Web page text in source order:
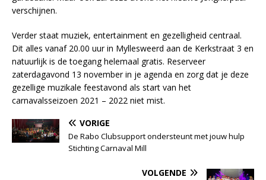
verschijnen.
Verder staat muziek, entertainment en gezelligheid centraal.
Dit alles vanaf 20.00 uur in Myllesweerd aan de Kerkstraat 3 en
natuurlijk is de toegang helemaal gratis. Reserveer
zaterdagavond 13 november in je agenda en zorg dat je deze
gezellige muzikale feestavond als start van het
carnavalsseizoen 2021 – 2022 niet mist.
VORIGE
De Rabo Clubsupport ondersteunt met jouw hulp
Stichting Carnaval Mill
VOLGENDE